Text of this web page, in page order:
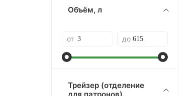
Объём, л
от до
Трейзер (отделение